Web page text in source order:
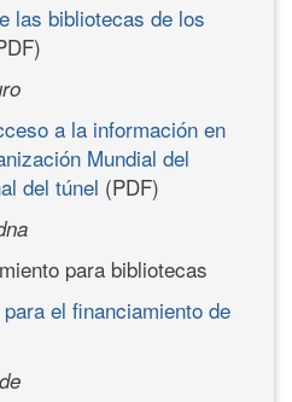
las bibliotecas de los
a la información en
Mundial del
del túnel (PDF)
para bibliotecas
el financiamiento de